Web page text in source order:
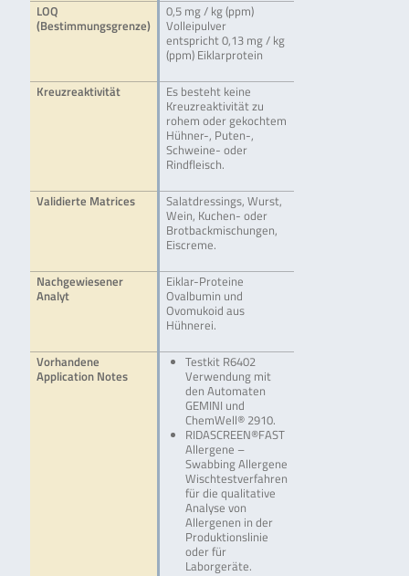
LOQ
(Bestimmungsgrenze)
0,5 mg / kg (ppm)
Volleipulver
entspricht 0,13 mg / kg
(ppm) Eiklarprotein
Kreuzreaktivität
Es besteht keine
Kreuzreaktivität zu
rohem oder gekochtem
Hühner-, Puten-,
Schweine- oder
Rindfleisch.
Validierte Matrices
Salatdressings, Wurst,
Wein, Kuchen- oder
Brotbackmischungen,
Eiscreme.
Nachgewiesener
Analyt
Eiklar-Proteine
Ovalbumin und
Ovomukoid aus
Hühnerei.
Vorhandene
Application Notes
Testkit R6402
Verwendung mit
den Automaten
GEMINI und
ChemWell® 2910.
RIDASCREEN®FAST
Allergene –
Swabbing Allergene
Wischtestverfahren
für die qualitative
Analyse von
Allergenen in der
Produktionslinie
oder für
Laborgeräte.